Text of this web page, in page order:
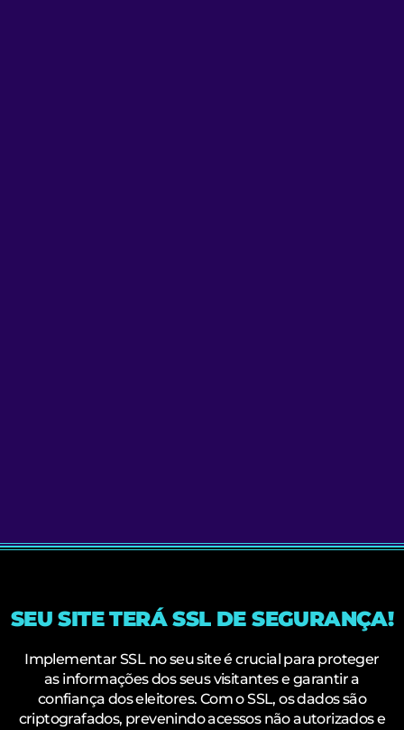
SEU SITE TERÁ SSL DE SEGURANÇA!
Implementar SSL no seu site é crucial para proteger
as informações dos seus visitantes e garantir a
confiança dos eleitores. Com o SSL, os dados são
criptografados, prevenindo acessos não autorizados e